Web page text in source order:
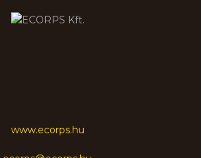
www.ecorps.hu